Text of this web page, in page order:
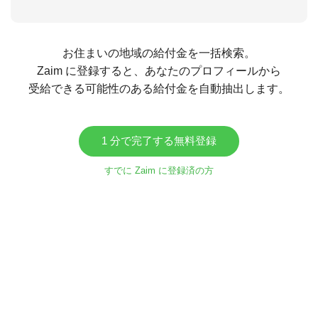
お住まいの地域の給付金を一括検索。
Zaim に登録すると、あなたのプロフィールから
受給できる可能性のある給付金を自動抽出します。
1 分で完了する無料登録
すでに Zaim に登録済の方